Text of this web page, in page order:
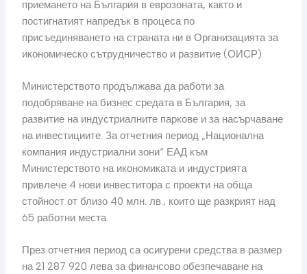
приемането на България в еврозоната, както и
постигнатият напредък в процеса по
присъединяването на страната ни в Организацията за
икономическо сътрудничество и развитие (ОИСР).
Министерството продължава да работи за
подобряване на бизнес средата в България, за
развитие на индустриалните паркове и за насърчаване
на инвестициите. За отчетния период „Национална
компания индустриални зони“ ЕАД към
Министерството на икономиката и индустрията
привлече 4 нови инвеститора с проекти на обща
стойност от близо 40 млн. лв., които ще разкрият над
65 работни места.
През отчетния период са осигурени средства в размер
на 21 287 920 лева за финансово обезпечаване на